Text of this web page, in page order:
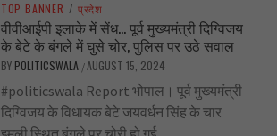
TOP BANNER / प्रदेश
वीवीआईपी इलाके में सेंध… पूर्व मुख्यमंत्री दिग्विजय
के बेटे के बंगले में घुसे चोर, पुलिस पर उठे सवाल
BY POLITICSWALA /AUGUST 15, 2024
#politicswala Report भोपाल। पूर्व मुख्यमंत्री
दिग्विजय के विधायक बेटे जयवर्धन सिंह के चार